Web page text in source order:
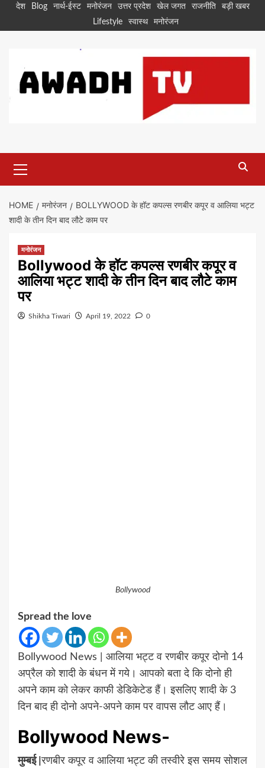
Skipदेश Blog नार्थ-ईस्ट मनोरंजन उत्तर प्रदेश खेल जगत राजनीति
बड़ी खबर
Lifestyle
स्वास्थ मनोरंजन
Menu
HOME मनोरंजन
BOLLYWOOD के हॉट कपल्स रणबीर कपूर व आलिया भट्ट
शादी के तीन दिन बाद लौटे काम पर
मनोरंजन
Bollywood के हॉट कपल्स रणबीर कपूर व
आलिया भट्ट शादी के तीन दिन बाद लौटे काम
पर
Shikha Tiwari April 19, 2022 0
Bollywood
Spread the love
Bollywood News | आलिया भट्ट व रणबीर कपूर दोनो 14
अप्रैल को शादी के बंधन में गये। आपको बता दे कि दोनो ही
अपने काम को लेकर काफी डेडिकेटेड हैं। इसलिए शादी के 3
दिन बाद ही दोनो अपने-अपने काम पर वापस लौट आए हैं।
Bollywood News-
मुम्बई |रणबीर कपूर व आलिया भट्ट की तस्वीरे इस समय सोशल